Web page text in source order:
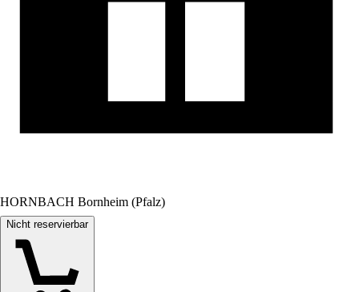
HORNBACH Bornheim (Pfalz)
Nicht reservierbar